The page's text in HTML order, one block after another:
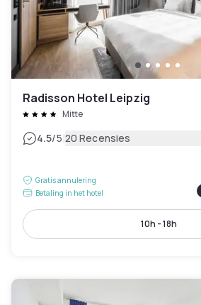
Radisson Hotel Leipzig
Mitte
4.5/5|20 Recensies
Gratis annulering
Betaling in het hotel
10h - 18h